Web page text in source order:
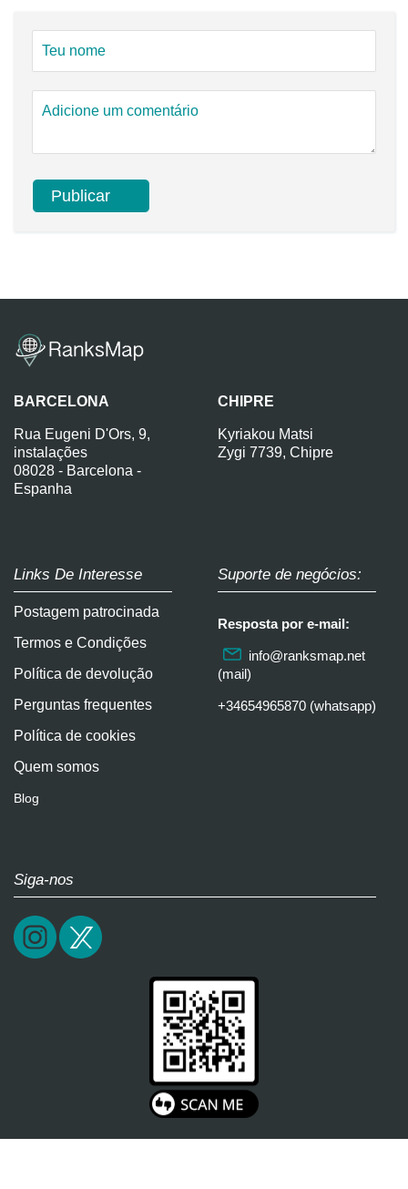
BARCELONA
Rua Eugeni D'Ors, 9,
instalações
08028 - Barcelona -
Espanha
CHIPRE
Kyriakou Matsi
Zygi 7739, Chipre
Links De Interesse
Postagem patrocinada
Termos e Condições
Política de devolução
Perguntas frequentes
Política de cookies
Quem somos
Blog
Suporte de negócios:
Resposta por e-mail:
info@ranksmap.net
(mail)
+34654965870 (whatsapp)
Siga-nos